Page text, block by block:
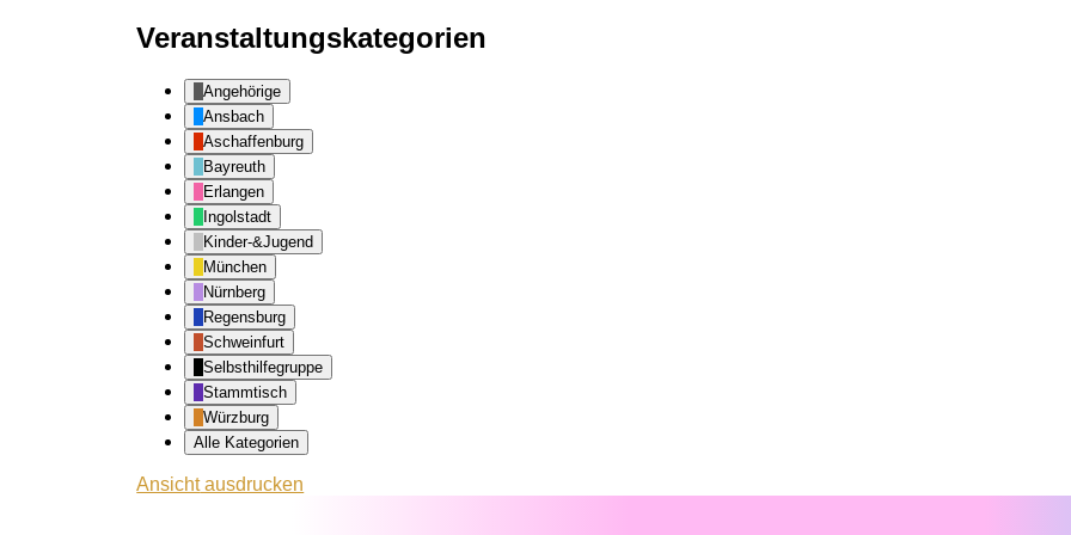
Veranstaltungskategorien
Angehörige
Ansbach
Aschaffenburg
Bayreuth
Erlangen
Ingolstadt
Kinder-&Jugend
München
Nürnberg
Regensburg
Schweinfurt
Selbsthilfegruppe
Stammtisch
Würzburg
Alle Kategorien
Ansichtausdrucken